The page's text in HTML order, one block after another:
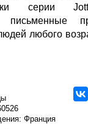
серии
письменные
любого
Франция